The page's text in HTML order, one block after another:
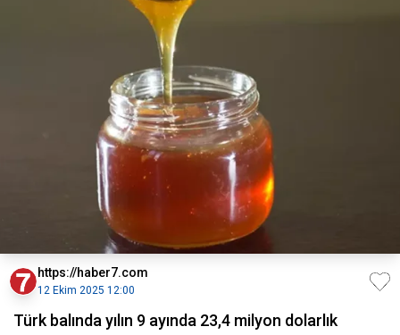
https://haber7.com
12 Ekim 2025 12:00
Türk balında yılın 9 ayında 23,4 milyon dolarlık